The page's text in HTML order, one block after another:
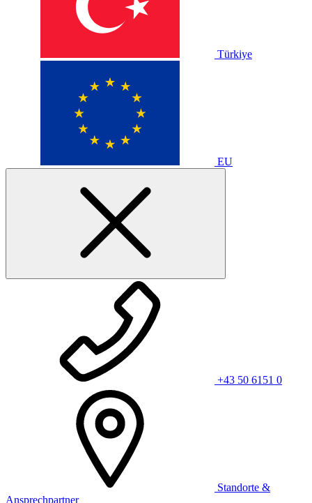
Türkiye
EU
+43 50 6151 0
Standorte &
Ansprechpartner